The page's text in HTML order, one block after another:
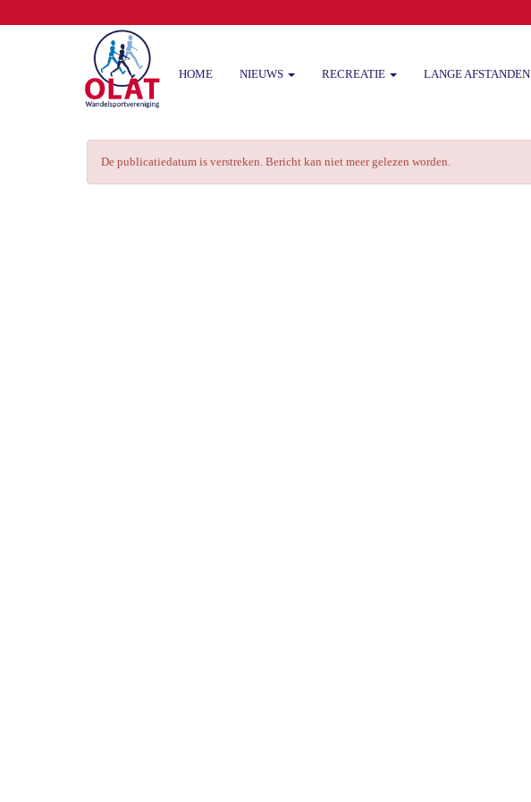
HOME NIEUWS RECREATIE LANGE AFSTANDEN
De publicatiedatum is verstreken. Bericht kan niet meer gelezen worden.